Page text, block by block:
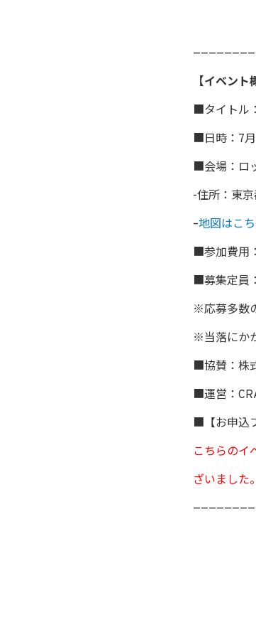
【イベント
■タイトル
■日時：7月
■会場：ロ
-住所：東
–地図はこ
■参加費用
■募集定員
※応募多数
※当落にか
■協賛：株
■運営：
■【お申込
こちらのイ
ざいました。